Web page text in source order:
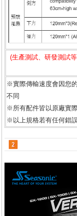
(生產測試、研發測試
※實際傳輸速度會因您
不同
※所有配件皆以原廠實
※以上規格若有任何錯